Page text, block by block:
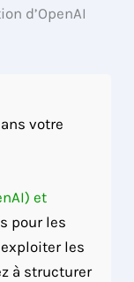
d’OpenAI
votre
et
pour les
les
à structurer